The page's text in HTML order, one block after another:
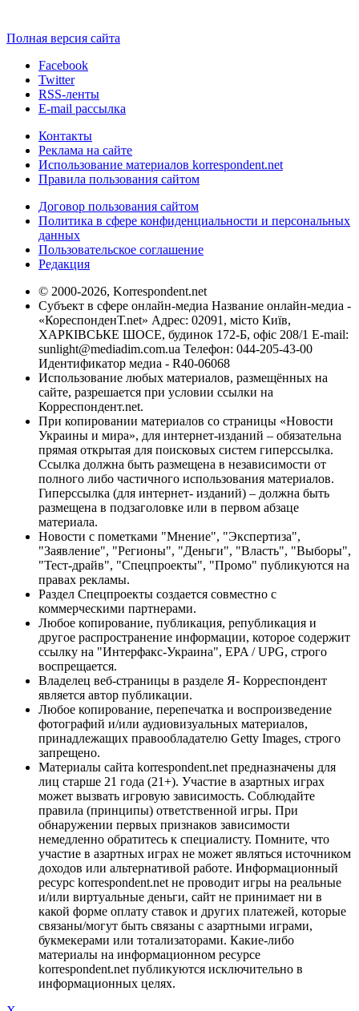
Полная версия сайта
Facebook
Twitter
RSS-ленты
E-mail рассылка
Контакты
Реклама на сайте
Использование материалов korrespondent.net
Правила пользования сайтом
Договор пользования сайтом
Политика в сфере конфиденциальности и персональных
данных
Пользовательское соглашение
Редакция
© 2000-2026, Korrespondent.net
Субъект в сфере онлайн-медиа Название онлайн-медиа -
«КореспонденТ.net» Адрес: 02091, місто Київ,
ХАРКІВСЬКЕ ШОСЕ, будинок 172-Б, офіс 208/1 E-mail:
sunlight@mediadim.com.ua Телефон: 044-205-43-00
Идентификатор медиа - R40-06068
Использование любых материалов, размещённых на
сайте, разрешается при условии ссылки на
Корреспондент.net.
При копировании материалов со страницы «Новости
Украины и мира», для интернет-изданий – обязательна
прямая открытая для поисковых систем гиперссылка.
Ссылка должна быть размещена в независимости от
полного либо частичного использования материалов.
Гиперссылка (для интернет- изданий) – должна быть
размещена в подзаголовке или в первом абзаце
материала.
Новости с пометками "Мнение", "Экспертиза",
"Заявление", "Регионы", "Деньги", "Власть", "Выборы",
"Тест-драйв", "Спецпроекты", "Промо" публикуются на
правах рекламы.
Раздел Спецпроекты создается совместно с
коммерческими партнерами.
Любое копирование, публикация, републикация и
другое распространение информации, которое содержит
ссылку на "Интерфакс-Украина", EPA / UPG, строго
воспрещается.
Владелец веб-страницы в разделе Я- Корреспондент
является автор публикации.
Любое копирование, перепечатка и воспроизведение
фотографий и/или аудиовизуальных материалов,
принадлежащих правообладателю Getty Images, строго
запрещено.
Материалы сайта korrespondent.net предназначены для
лиц старше 21 года (21+). Участие в азартных играх
может вызвать игровую зависимость. Соблюдайте
правила (принципы) ответственной игры. При
обнаружении первых признаков зависимости
немедленно обратитесь к специалисту. Помните, что
участие в азартных играх не может являться источником
доходов или альтернативой работе. Информационный
ресурс korrespondent.net не проводит игры на реальные
и/или виртуальные деньги, сайт не принимает ни в
какой форме оплату ставок и других платежей, которые
связаны/могут быть связаны с азартными играми,
букмекерами или тотализаторами. Какие-либо
материалы на информационном ресурсе
korrespondent.net публикуются исключительно в
информационных целях.